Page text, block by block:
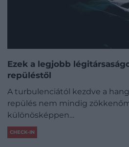
Ezek a legjobb
repüléstől
A turbulenciától kezdve a
repülés nem mindig
különösképpen…
CHECK-IN